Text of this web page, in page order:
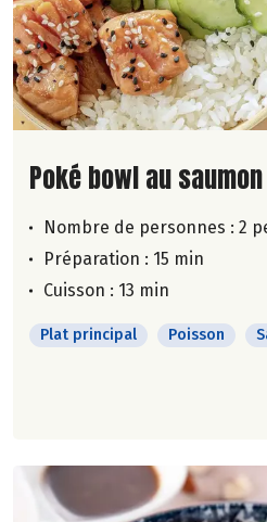
Lire la suite de la
Poké bowl au
Nombre de personnes : 2
Préparation : 15 min
Cuisson : 13 min
Plat principal Poisson